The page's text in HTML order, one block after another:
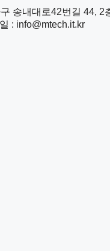
송내대로42번길 44, 2
: info@mtech.it.kr